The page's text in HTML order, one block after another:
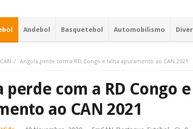
Andebol Basquetebol Automobilismo
CAN Angola perde com a RD Congo e falha apuramento ao CAN 2021
perde com a RD Congo
ao CAN 2021